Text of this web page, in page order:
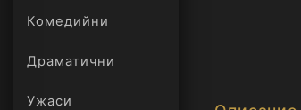
Комедийни
Драматични
Ужаси